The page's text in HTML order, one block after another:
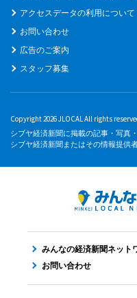
アクセスデータの利用について
お問い合わせ
広告のご案内
スタッフ募集
Copyright 2026 JLOCAL All rights
シブヤ経済新聞に掲載の記事・写真
シブヤ経済新聞またはその情報提供
みんなの経済新聞ネット
お問い合わせ